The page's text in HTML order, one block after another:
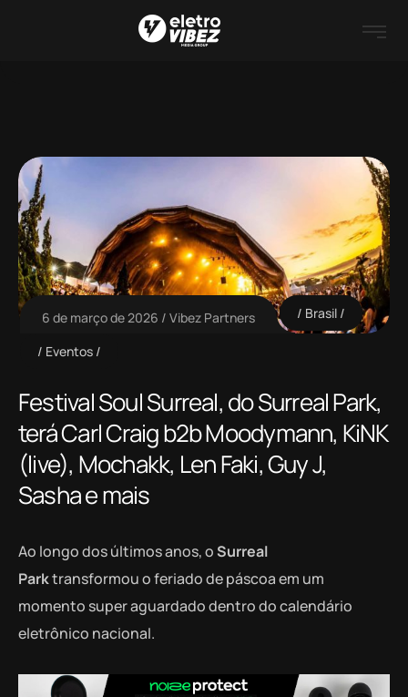
6 de março de 2026 Vibez Partners Brasil
Eventos
Festival Soul Surreal, do Surreal Park,
terá Carl Craig b2b Moodymann, KiNK
(live), Mochakk, Len Faki, Guy J,
Sasha e mais
Ao longo dos últimos anos, oSurreal
Parktransformou o feriado de páscoa em um
momento super aguardado dentro do calendário
eletrônico nacional.